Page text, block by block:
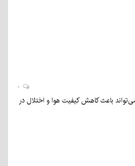
باعث کاهش کیفیت هوا و اختلال در